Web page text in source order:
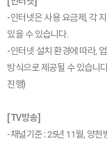
-인터넷은 사용 요금제, 각
있을 수 있습니다.
-인터넷 설치 환경에 따라,
방식으로 제공될 수 있습니
진행)
[TV방송]
-채널기준 : 25년 11월, 양천